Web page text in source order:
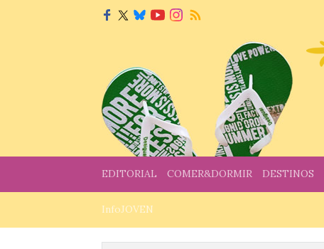
EDITORIAL COMER&DORMIR DESTINOS
InfoJOVEN